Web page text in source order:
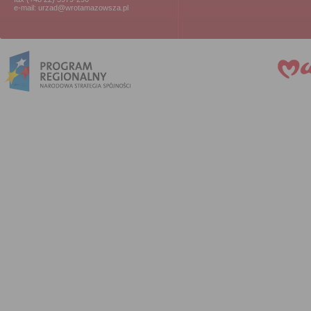
e-mail: urzad@wrotamazowsza.pl